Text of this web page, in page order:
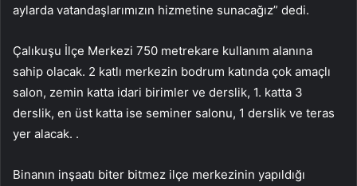
aylarda vatandaşlarımızın hizmetine sunacağız” dedi.
Çalıkuşu İlçe Merkezi 750 metrekare kullanım alanına
sahip olacak. 2 katlı merkezin bodrum katında çok amaçlı
salon, zemin katta idari birimler ve derslik, 1. katta 3
derslik, en üst katta ise seminer salonu, 1 derslik ve teras
yer alacak. .
Binanın inşaatı biter bitmez ilçe merkezinin yapıldığı